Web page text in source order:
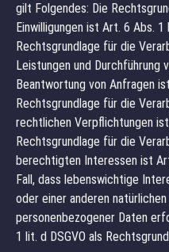
gilt Folgendes: Die
Einwilligungen ist Art. 6 Abs. 1
Rechtsgrundlage für die
Leistungen und Durchführung
Beantwortung von Anfragen
Rechtsgrundlage für die
rechtlichen Verpflichtungen
Rechtsgrundlage für die
berechtigten Interessen ist
Fall, dass lebenswichtige
oder einer anderen
personenbezogener Daten
1 lit. d DSGVO als